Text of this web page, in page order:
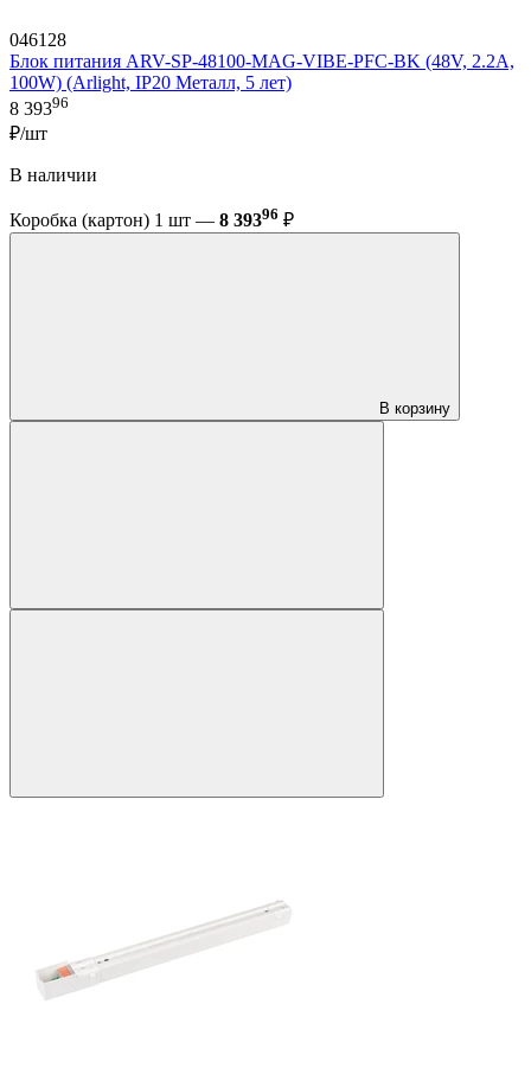
046128
Блок питания ARV-SP-48100-MAG-VIBE-PFC-BK (48V, 2.2A,
100W) (Arlight, IP20 Металл, 5 лет)
8 39396
₽/шт
В наличии
Коробка (картон) 1 шт — 8 39396 ₽
В корзину